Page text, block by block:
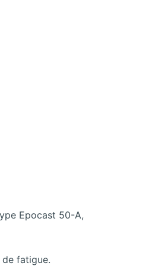
Epocast 50-A,
fatigue.